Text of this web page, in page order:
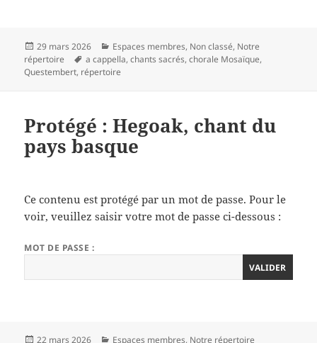
Publié
le
29 mars 2026 Catégories
Espaces membres, Non classé, Notre
répertoire
Mots-
clés
a cappella,chants sacrés,chorale Mosaïque,
Questembert, répertoire
Protégé : Hegoak, chant du
pays basque
Ce contenu est protégé par un mot de passe. Pour le
voir, veuillez saisir votre mot de passe ci-dessous :
MOT DE PASSE :
Publié
22 mars 2026 Catégories
Espaces membres, Notre répertoire